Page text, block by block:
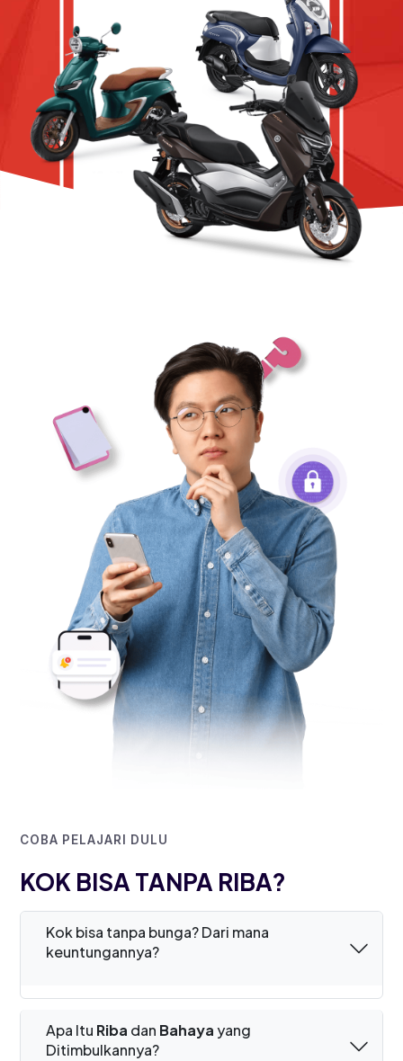
COBA PELAJARI DULU
KOK BISA TANPA RIBA?
Kok bisa tanpa bunga? Dari mana
keuntungannya?
Apa Itu Riba dan Bahayayang
Ditimbulkannya?